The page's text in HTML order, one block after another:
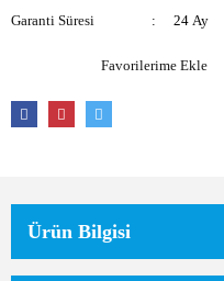
Garanti Süresi
24 Ay
Ürün Bilgisi